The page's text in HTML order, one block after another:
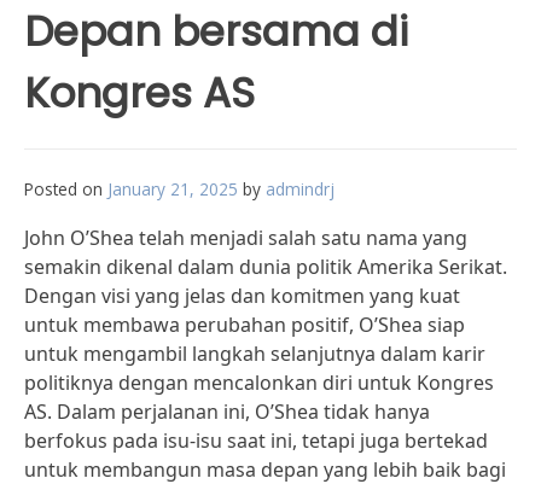
Depan bersama di
Kongres AS
Posted on January 21, 2025 by admindrj
John O’Shea telah menjadi salah satu nama yang
semakin dikenal dalam dunia politik Amerika Serikat.
Dengan visi yang jelas dan komitmen yang kuat
untuk membawa perubahan positif, O’Shea siap
untuk mengambil langkah selanjutnya dalam karir
politiknya dengan mencalonkan diri untuk Kongres
AS. Dalam perjalanan ini, O’Shea tidak hanya
berfokus pada isu-isu saat ini, tetapi juga bertekad
untuk membangun masa depan yang lebih baik bagi